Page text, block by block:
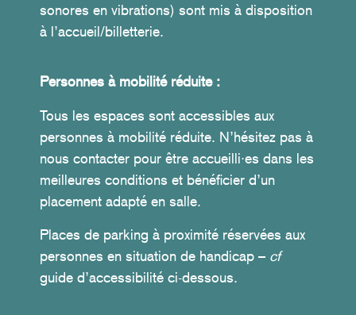
sonores en vibrations) sont mis à disposition
à l’accueil/billetterie.
Personnes à mobilité réduite :
Tous les espaces sont accessibles aux
personnes à mobilité réduite. N’hésitez pas à
nous contacter pour être accueilli·es dans les
meilleures conditions et bénéficier d’un
placement adapté en salle.
Places de parking à proximité réservées aux
personnes en situation de handicap – cf
guide d’accessibilité ci-dessous.